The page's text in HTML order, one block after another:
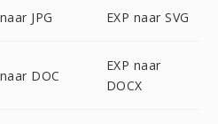
JPG EXP naar SVG
DOC
EXP naar
DOCX